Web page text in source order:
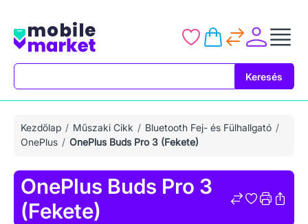
Keresés
Kezdőlap Műszaki Cikk
Bluetooth Fej- és Fülhallgató
OnePlus
OnePlus Buds Pro 3 (Fekete)
OnePlus Buds Pro 3
(Fekete)